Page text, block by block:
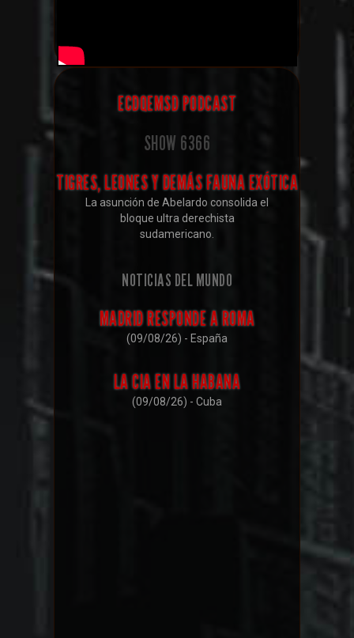
ECDQEMSD PODCAST
SHOW 6366
TIGRES, LEONES Y DEMÁS FAUNA EXÓTICA
La asunción de Abelardo consolida el
bloque ultra derechista
sudamericano.
NOTICIAS DEL MUNDO
MADRID RESPONDE A ROMA
(09/08/26) - España
LA CIA EN LA HABANA
(09/08/26) - Cuba